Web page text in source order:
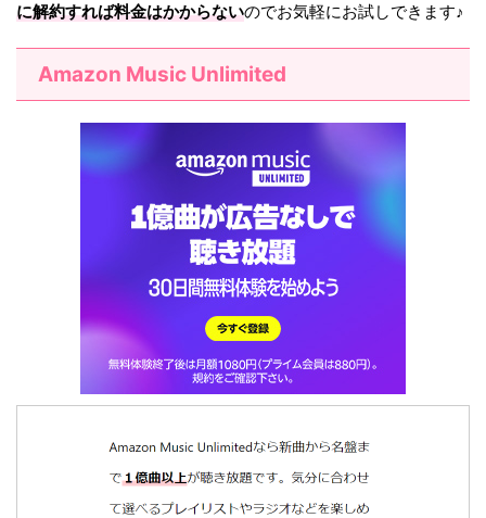
に解約すれば料金はかからないのでお気軽にお試しできます♪
Amazon Music Unlimited